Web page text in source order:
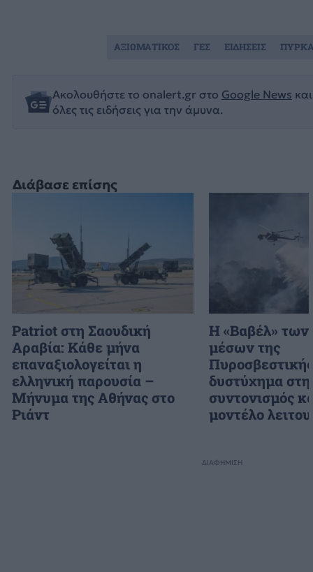
Διάβασε επίσης
Patriot στη Σαουδική
Αραβία: Κάθε μήνα
επαναξιολογείται η
ελληνική παρουσία –
Μήνυμα της Αθήνας στο
Ριάντ
H «Βαβέλ»
μέσων της
δυστύχημα
συντονισμός
μοντέλο
Ακολουθήστε το onalert.gr στο Google News
όλες τις ειδήσεις για την άμυνα.
ΑΞΙΩΜΑΤΙΚΟΣ ΓΕΣ ΕΙΔΗΣΕΙΣ
ΔΙΑΦΗΜΙΣΗ